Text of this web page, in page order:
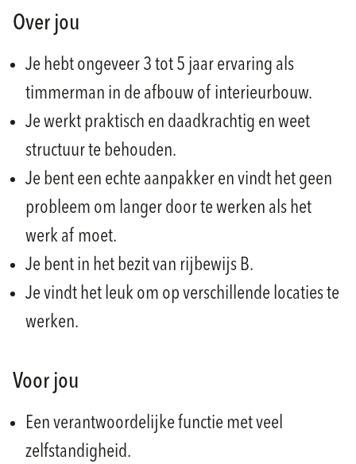
Over jou
Je hebt ongeveer 3 tot 5 jaar ervaring als
timmerman in de afbouw of interieurbouw.
Je werkt praktisch en daadkrachtig en weet
structuur te behouden.
Je bent een echte aanpakker en vindt het geen
probleem om langer door te werken als het
werk af moet.
Je bent in het bezit van rijbewijs B.
Je vindt het leuk om op verschillende locaties te
werken.
Voor jou
Een verantwoordelijke functie met veel
zelfstandigheid.